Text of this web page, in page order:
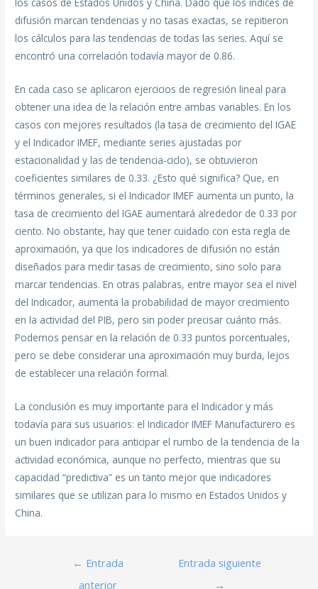
difusión marcan tendencias y no tasas exactas, se repitieron
los cálculos para las tendencias de todas las series. Aquí se
encontró una correlación todavía mayor de 0.86.
En cada caso se aplicaron ejercicios de regresión lineal para
obtener una idea de la relación entre ambas variables. En los
casos con mejores resultados (la tasa de crecimiento del IGAE
y el Indicador IMEF, mediante series ajustadas por
estacionalidad y las de tendencia-ciclo), se obtuvieron
coeficientes similares de 0.33. ¿Esto qué significa? Que, en
términos generales, si el Indicador IMEF aumenta un punto, la
tasa de crecimiento del IGAE aumentará alrededor de 0.33 por
ciento. No obstante, hay que tener cuidado con esta regla de
aproximación, ya que los indicadores de difusión no están
diseñados para medir tasas de crecimiento, sino solo para
marcar tendencias. En otras palabras, entre mayor sea el nivel
del Indicador, aumenta la probabilidad de mayor crecimiento
en la actividad del PIB, pero sin poder precisar cuánto más.
Podemos pensar en la relación de 0.33 puntos porcentuales,
pero se debe considerar una aproximación muy burda, lejos
de establecer una relación formal.
La conclusión es muy importante para el Indicador y más
todavía para sus usuarios: el Indicador IMEF Manufacturero es
un buen indicador para anticipar el rumbo de la tendencia de la
actividad económica, aunque no perfecto, mientras que su
capacidad “predictiva” es un tanto mejor que indicadores
similares que se utilizan para lo mismo en Estados Unidos y
China.
← Entrada
anterior
Entrada siguiente
→